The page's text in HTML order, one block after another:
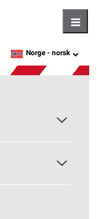
language
Norge - norsk